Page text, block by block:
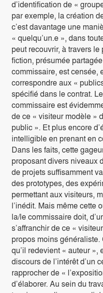
d’identification de «
par exemple, la création
c’est davantage une
« quelqu’un.e », dans
peut recouvrir, à travers
fiction, présumée
commissaire, est censée,
correspondre aux «
spécifié dans le contrat.
commissaire est
de ce « visiteur modèle »
public ». Et plus encore
intelligible en prenant en
Dans les faits, cette
proposant divers niveaux
de projets suffisamment
des prototypes, des
permettant aux visiteurs,
l’inédit. Mais même cette
la/le commissaire doit,
s’affranchir de ce «
propos moins
qu’il redevient « auteur »,
discours de l’intérêt d’un
rapprocher de «
d’élaborer. Au sein du